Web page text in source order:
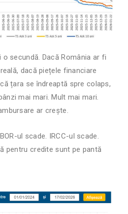
secundă. Dacă România ar fi
dacă piețele financiare
țara se îndreaptă spre colaps,
mai mari. Mult mai mari.
ar crește.
ul scade. IRCC-ul scade.
pentru credite sunt pe pantă